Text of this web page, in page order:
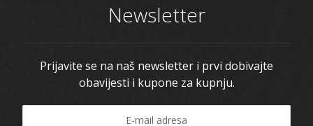
Newsletter
Prijavite se na naš newsletter i prvi dobivajte
obavijesti i kupone za kupnju.